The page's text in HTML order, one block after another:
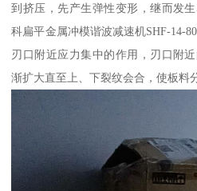
到挤压，先产生弹性变形，继而发
科扁平金属冲模谐波减速机SHF-14-
刃口附近应力集中的作用，刃口附
渐扩大直至上、下裂纹会合，使板料